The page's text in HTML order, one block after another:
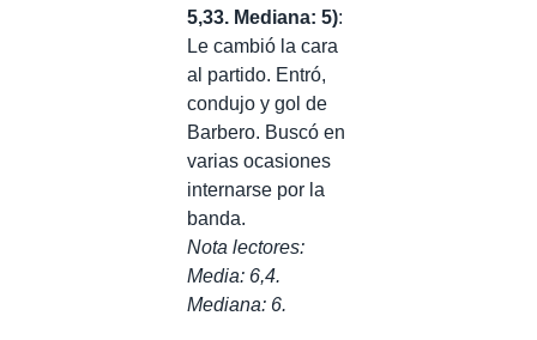
5,33. Mediana: 5):
Le cambió la cara
al partido. Entró,
condujo y gol de
Barbero. Buscó en
varias ocasiones
internarse por la
banda.
Nota lectores:
Media: 6,4.
Mediana: 6.